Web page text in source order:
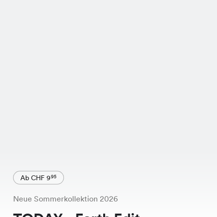
Ab CHF 995
Neue Sommerkollektion 2026